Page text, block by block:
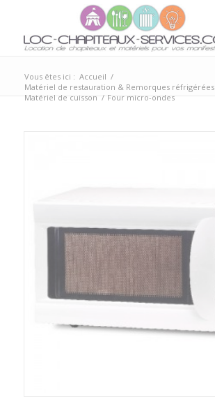
Vous êtes ici : Accueil /
Matériel de restauration & Remorques réfrigérées
Matériel de cuisson / Four micro-ondes